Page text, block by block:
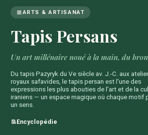
ARTS & ARTISANAT
Tapis Persans
Un art millénaire noué à la main, du
Du tapis Pazyryk du Ve siècle av. J.-C. aux
royaux safavides, le tapis persan est l'une des
expressions les plus abouties de l'art et de la
iraniens — un espace magique où chaque motif
un sens.
Encyclopédie